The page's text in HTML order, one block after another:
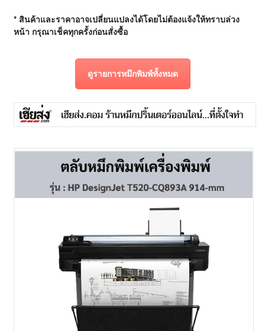
* สินค้าและราคาอาจเปลี่ยนแปลงได้โดยไม่ต้องแจ้งให้ทราบล่วง
หน้า กรุณาเช็คทุกครั้งก่อนสั่งซื้อ
ดูรายการหมึกพิมพ์ทั้งหมด